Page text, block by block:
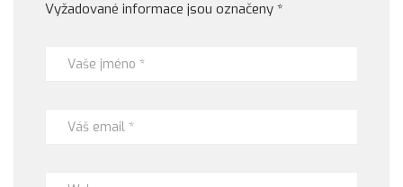
Vyžadované informace jsou označeny *